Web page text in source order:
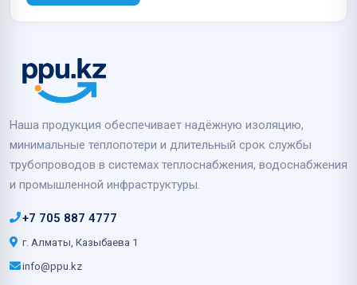
Наша продукция обеспечивает надёжную изоляцию,
минимальные теплопотери и длительный срок службы
трубопроводов в системах теплоснабжения, водоснабжения
и промышленной инфраструктуры.
+7 705 887 4777
г. Алматы, Казыбаева 1
info@ppu.kz